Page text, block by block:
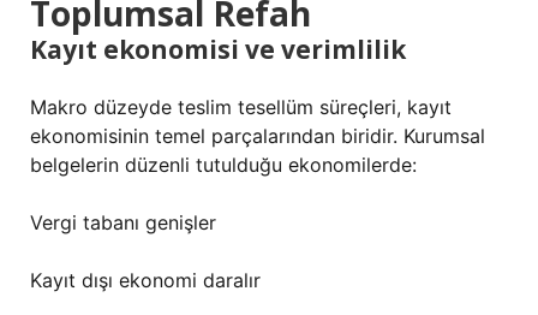
Toplumsal Refah
Kayıt ekonomisi ve verimlilik
Makro düzeyde teslim tesellüm süreçleri, kayıt
ekonomisinin temel parçalarından biridir. Kurumsal
belgelerin düzenli tutulduğu ekonomilerde:
Vergi tabanı genişler
Kayıt dışı ekonomi daralır